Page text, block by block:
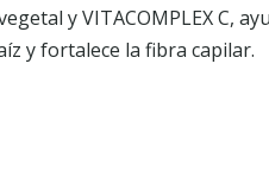
y VITACOMPLEX C,
y fortalece la fibra capilar.